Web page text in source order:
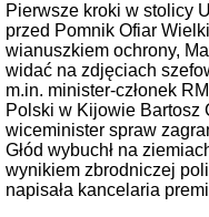
Pierwsze kroki w stolicy
przed Pomnik Ofiar
wianuszkiem ochrony,
widać na zdjęciach
m.in. minister-członek
Polski w Kijowie Bartosz
wiceminister spraw
Głód wybuchł na
wynikiem zbrodniczej
napisała kancelaria